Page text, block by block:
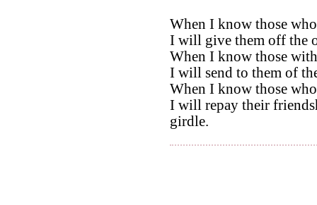
When I know those
I will give them off the
When I know those
I will send to them of
When I know those
I will repay their
girdle.